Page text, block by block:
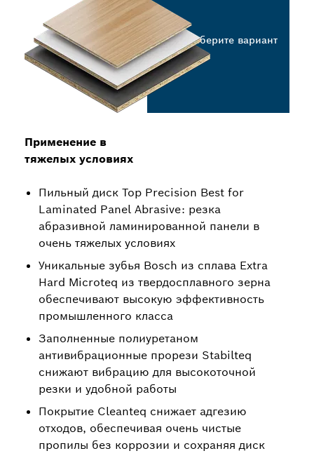
Применение в
тяжелых условиях
Пильный диск Top Precision Best for
Laminated Panel Abrasive: резка
абразивной ламинированной панели в
очень тяжелых условиях
Уникальные зубья Bosch из сплава Extra
Hard Microteq из твердосплавного зерна
обеспечивают высокую эффективность
промышленного класса
Заполненные полиуретаном
антивибрационные прорези Stabilteq
снижают вибрацию для высокоточной
резки и удобной работы
Покрытие Cleanteq снижает адгезию
отходов, обеспечивая очень чистые
пропилы без коррозии и сохраняя диск
Выберите вариант